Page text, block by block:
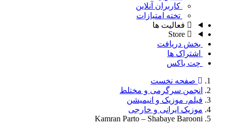
کاربران آنلاین
تخته امتیازات
فعالیت ها
Store
بخش دریافت
اشتراک ها
چت باکس
صفحه نخست
انجمن سرگرمی و مختلط
فیلم، موزیک و انیمیشن
موزیک ایرانی و خارجی
Kamran Parto – Shabaye Barooni